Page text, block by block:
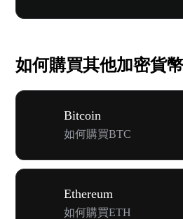
如何購買其他加密貨
Bitcoin
如何購買BTC
Ethereum
如何購買ETH